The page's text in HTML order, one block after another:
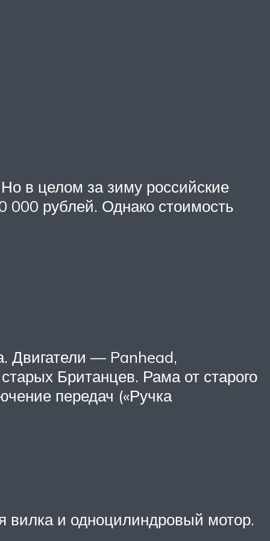
в целом за зиму российские
000 рублей. Однако стоимость
Двигатели — Panhead,
Британцев. Рама от старого
передач («Ручка
вилка и одноцилиндровый мотор.